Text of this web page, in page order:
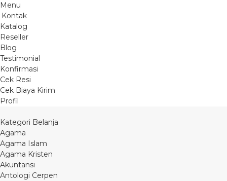
Menu
Kontak
Katalog
Reseller
Blog
Testimonial
Konfirmasi
Cek Resi
Cek Biaya Kirim
Profil
Kategori Belanja
Agama
Agama Islam
Agama Kristen
Akuntansi
Antologi Cerpen